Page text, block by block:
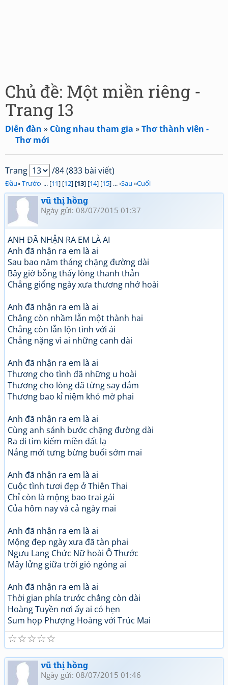
Chủ đề: Một miền riêng -
Trang 13
Diễn đàn » Cùng nhau tham gia »Thơ thành viên -
Thơ mới
Trang /84 (833 bài viết)
Đầu«Trước‹ ... [11] [12] [13] [14] [15] ... ›Sau »Cuối
vũ thị hồng
Ngày gửi: 08/07/2015 01:37
ANH ĐÃ NHẬN RA EM LÀ AI
Anh đã nhận ra em là ai
Sau bao năm tháng chặng đường dài
Bây giờ bỗng thấy lòng thanh thản
Chẳng giống ngày xưa thương nhớ hoài
Anh đã nhận ra em là ai
Chẳng còn nhầm lẫn một thành hai
Chẳng còn lẫn lộn tình với ái
Chẳng nặng vì ai những canh dài
Anh đã nhận ra em là ai
Thương cho tình đã những u hoài
Thương cho lòng đã từng say đắm
Thương bao kỉ niệm khó mờ phai
Anh đã nhận ra em là ai
Cùng anh sánh bước chặng đường dài
Ra đi tìm kiếm miền đất lạ
Nắng mới tưng bừng buổi sớm mai
Anh đã nhận ra em là ai
Cuộc tình tươi đẹp ở Thiên Thai
Chỉ còn là mộng bao trai gái
Của hôm nay và cả ngày mai
Anh đã nhận ra em là ai
Mộng đẹp ngày xưa đã tàn phai
Ngưu Lang Chức Nữ hoài Ô Thước
Mây lửng giữa trời gió ngóng ai
Anh đã nhận ra em là ai
Thời gian phía trước chẳng còn dài
Hoàng Tuyền nơi ấy ai có hẹn
Sum họp Phượng Hoàng với Trúc Mai
☆
☆
☆
☆
☆
vũ thị hồng
Ngày gửi: 08/07/2015 01:46